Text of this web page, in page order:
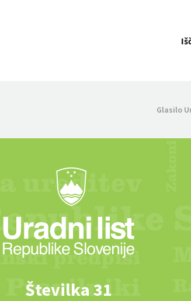
Glasilo
Številka 31